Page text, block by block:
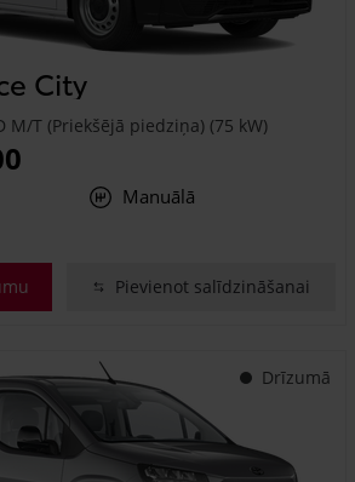
City
M/T (Priekšējā piedziņa) (75 kW)
Manuālā
Pievienot salīdzināšanai
Drīzumā